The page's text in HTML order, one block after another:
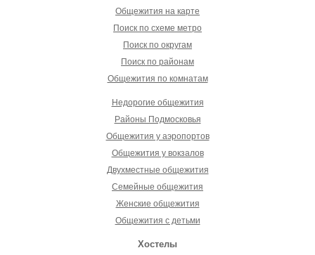
Общежития на карте
Поиск по схеме метро
Поиск по округам
Поиск по районам
Общежития по комнатам
Недорогие общежития
Районы Подмосковья
Общежития у аэропортов
Общежития у вокзалов
Двухместные общежития
Семейные общежития
Женские общежития
Общежития с детьми
Хостелы